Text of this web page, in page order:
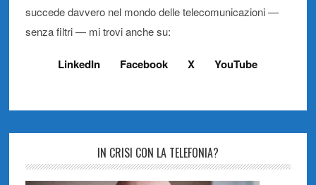
succede davvero nel mondo delle telecomunicazioni —
senza filtri — mi trovi anche su:
LinkedIn Facebook X YouTube
IN CRISI CON LA TELEFONIA?